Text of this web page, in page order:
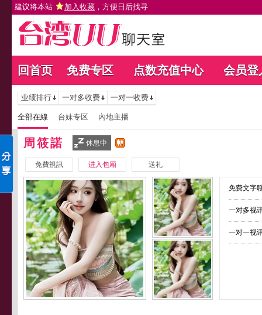
建议将本站 加入收藏 ，方便日后找寻
回首页 免费专区 点数充值中心 会员登
业绩排行 一对多收费 一对一收费
全部在線 台妹专区 內地主播
周筱諾 休息中
免費視訊 进入包厢 送礼
免费文字
一对多视
一对一视